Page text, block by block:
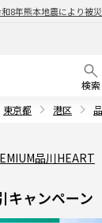
8年熊本地震により被
検索
東京都 港区
品川HEART
キャンペーン